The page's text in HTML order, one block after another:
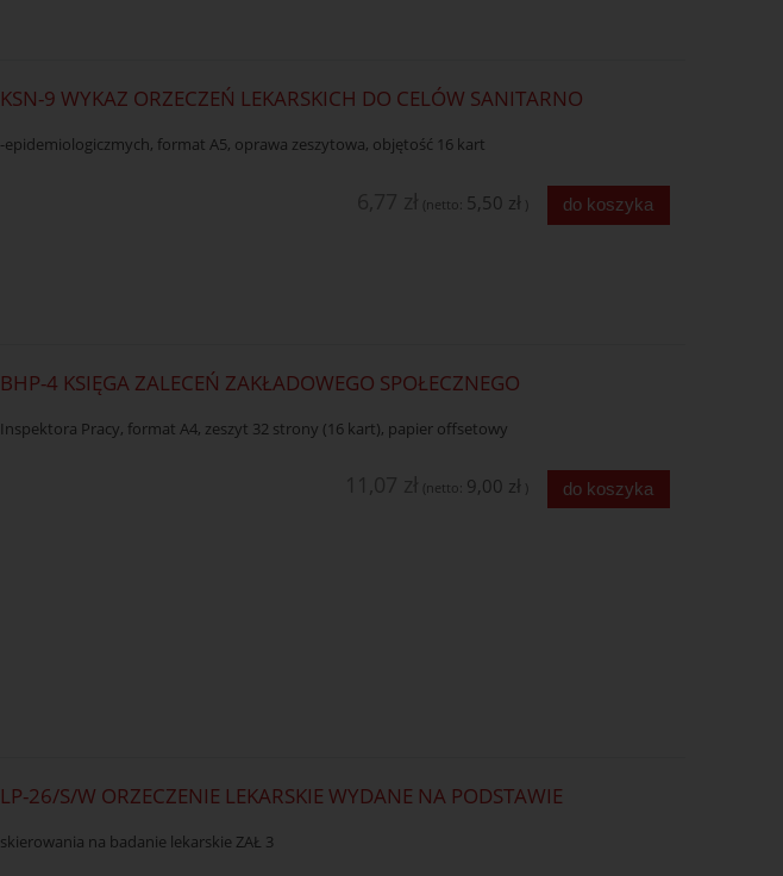
KSN-9 WYKAZ ORZECZEŃ LEKARSKICH DO CELÓW SANITARNO
-epidemiologiczmych, format A5, oprawa zeszytowa, objętość 16 kart
(netto: 5,50 zł ) do koszyka
BHP-4 KSIĘGA ZALECEŃ ZAKŁADOWEGO SPOŁECZNEGO
Inspektora Pracy, format A4, zeszyt 32 strony (16 kart), papier offsetowy
(netto: 9,00 zł ) do koszyka
LP-26/S/W ORZECZENIE LEKARSKIE WYDANE NA PODSTAWIE
skierowania na badanie lekarskie ZAŁ 3